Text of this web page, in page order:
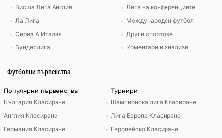
Висша Лига Англия
Ла Лига
Сериа А Италия
Бундеслига
Лига на конференциите
Международен футбол
Други спортове
Коментари и анализи
Футболни първенства
Популярни първенства
България Класиране
Англия Класиране
Германия Класиране
Турнири
Шампионска лига Класиране
Лига Европа Класиране
Европейско Класиране